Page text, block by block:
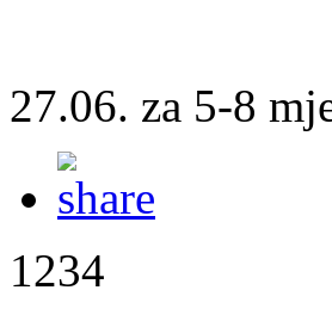
27.06. za 5-8
1234